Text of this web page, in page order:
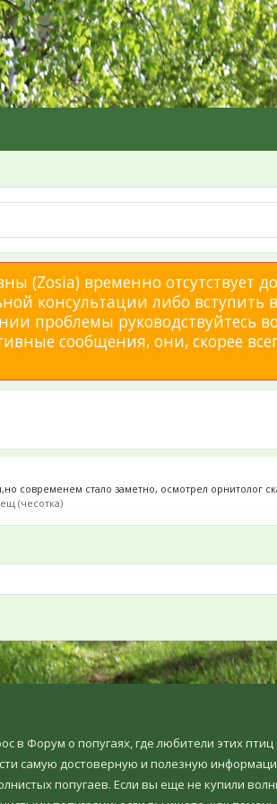
(Zosia) временно отсутствует
консультации либо
проблемы руководствуйтесь
сообщения, они, скорее
современем стало заметно, осмотрел орнитолог
(чесотка)
в Форум о попугаях, где любители этих
самую достоверную и полезную
попугаев. Если вы еще не купили